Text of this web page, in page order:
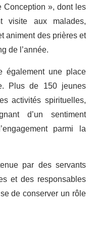
Conception », dont les
visite aux malades,
animent des prières et
de l’année.
également une place
Plus de 150 jeunes
activités spirituelles,
d’un sentiment
parmi la
par des servants
et des responsables
de conserver un rôle